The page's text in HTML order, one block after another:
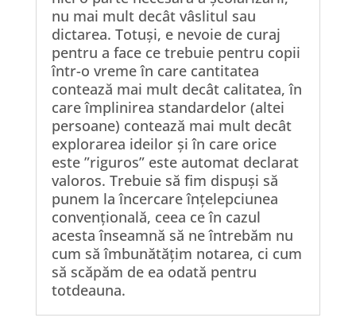
nu mai mult decât vâslitul sau
dictarea. Totuși, e nevoie de curaj
pentru a face ce trebuie pentru copii
într-o vreme în care cantitatea
contează mai mult decât calitatea, în
care împlinirea standardelor (altei
persoane) contează mai mult decât
explorarea ideilor și în care orice
este ”riguros” este automat declarat
valoros. Trebuie să fim dispuși să
punem la încercare înțelepciunea
convențională, ceea ce în cazul
acesta înseamnă să ne întrebăm nu
cum să îmbunătățim notarea, ci cum
să scăpăm de ea odată pentru
totdeauna.